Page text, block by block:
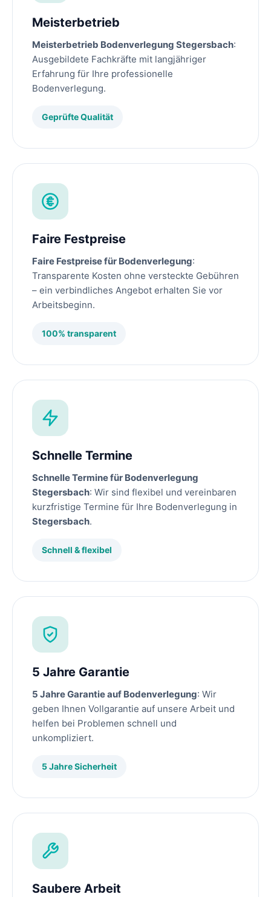
Meisterbetrieb
Meisterbetrieb Bodenverlegung Stegersbach:
Ausgebildete Fachkräfte mit langjähriger
Erfahrung für Ihre professionelle
Bodenverlegung.
Geprüfte Qualität
Faire Festpreise
Faire Festpreise für Bodenverlegung:
Transparente Kosten ohne versteckte Gebühren
– ein verbindliches Angebot erhalten Sie vor
Arbeitsbeginn.
100% transparent
Schnelle Termine
Schnelle Termine für Bodenverlegung
Stegersbach: Wir sind flexibel und vereinbaren
kurzfristige Termine für Ihre Bodenverlegung in
Stegersbach.
Schnell & flexibel
5 Jahre Garantie
5 Jahre Garantie auf Bodenverlegung: Wir
geben Ihnen Vollgarantie auf unsere Arbeit und
helfen bei Problemen schnell und
unkompliziert.
5 Jahre Sicherheit
Saubere Arbeit